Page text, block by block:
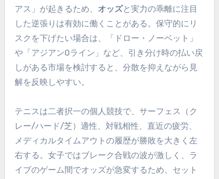
アス」が起きるため、 オッズと実力の乖離に注目
した逆張りは有効に働くことがある。保守的にリ
スクを下げたい場合は、「ドロー・ノーベット」
や「アジアン0ライン」など、引き分け時の払い戻
しがある市場を検討すると、分散を抑えながら見
解を反映しやすい。
テニスは二者択一の個人競技で、サーフェス（ク
レー/ハード/芝）適性、対戦相性、直近の疲労、
メディカルタイムアウトの履歴が勝敗を大きく左
右する。女子ではブレーク合戦の波が激しく、ラ
イブのゲーム間でオッズが急変するため、セット